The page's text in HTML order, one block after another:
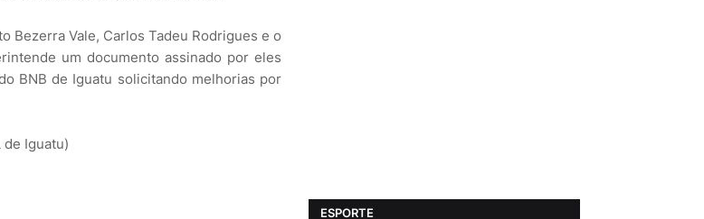
Bezerra Vale, Carlos Tadeu Rodrigues e o
um documento assinado por eles
BNB de Iguatu solicitando melhorias por
Iguatu)
ESPORTE